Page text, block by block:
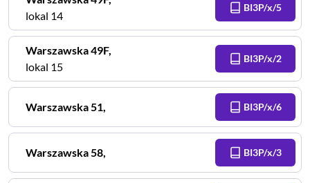
lokal 14
BI3P/x/5
Warszawska49F,
lokal 15
BI3P/x/2
Warszawska51, BI3P/x/6
Warszawska58, BI3P/x/3